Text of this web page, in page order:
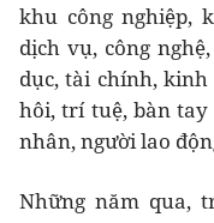
khu công nghiệp,
dịch vụ, công
dục, tài chính, kinh
hôi, trí tuệ, bàn tay
nhân, người lao
Những năm qua,